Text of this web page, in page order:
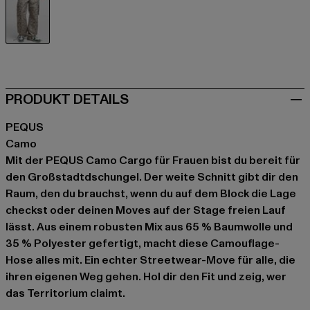
PRODUKT DETAILS
PEQUS
Camo
Mit der PEQUS Camo Cargo für Frauen bist du bereit für
den Großstadtdschungel. Der weite Schnitt gibt dir den
Raum, den du brauchst, wenn du auf dem Block die Lage
checkst oder deinen Moves auf der Stage freien Lauf
lässt. Aus einem robusten Mix aus 65 % Baumwolle und
35 % Polyester gefertigt, macht diese Camouflage-
Hose alles mit. Ein echter Streetwear-Move für alle, die
ihren eigenen Weg gehen. Hol dir den Fit und zeig, wer
das Territorium claimt.